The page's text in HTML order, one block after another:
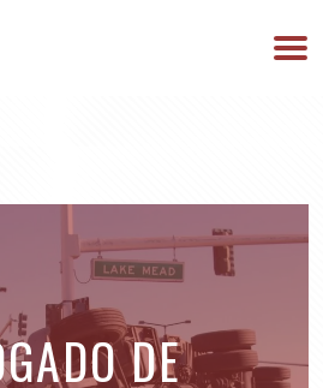
DISPONIBLES 24/7
DE